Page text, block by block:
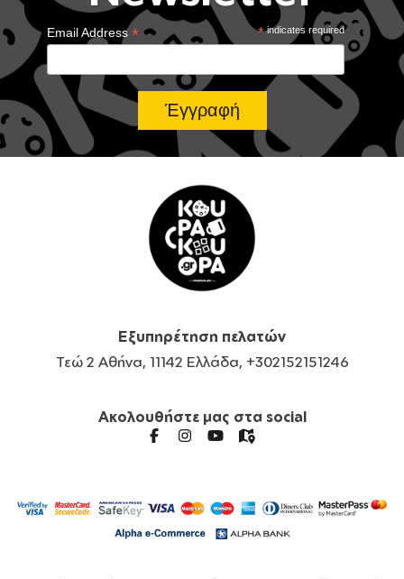
*indicates required
Email Address*
Εξυπηρέτηση πελατών
Τεώ 2 Αθήνα, 11142 Ελλάδα, +302152151246
Ακολουθήστε μας στα social